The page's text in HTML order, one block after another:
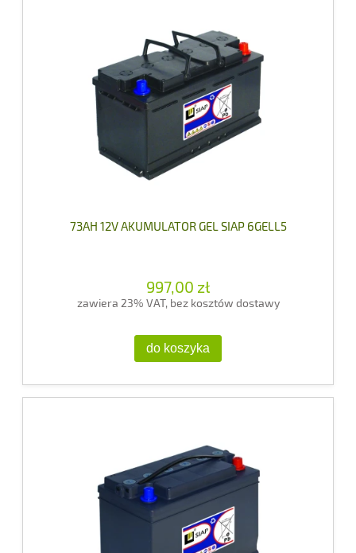
73AH 12V AKUMULATOR GEL SIAP 6GELL5
997,00 zł
zawiera 23% VAT, bez kosztów dostawy
do koszyka